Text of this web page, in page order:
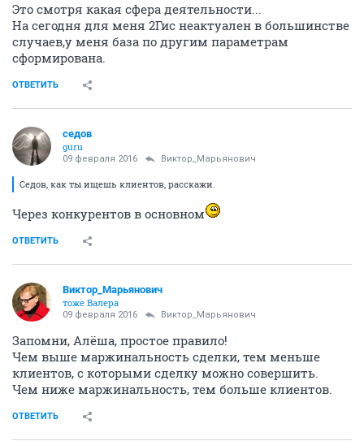
Это смотря какая сфера деятельности...
На сегодня для меня 2Гис неактуален в большинстве
случаев,у меня база по другим параметрам
сформирована.
ОТВЕТИТЬ
седов
guru
09 февраля 2016 Виктор_Марьянович
Седов, как ты ищешь клиентов, расскажи.
Через конкурентов в основном
ОТВЕТИТЬ
Виктор_Марьянович
тоже Валера
09 февраля 2016 Виктор_Марьянович
Запомни, Алёша, простое правило!
Чем выше маржинальность сделки, тем меньше
клиентов, с которыми сделку можно совершить.
Чем ниже маржинальность, тем больше клиентов.
ОТВЕТИТЬ